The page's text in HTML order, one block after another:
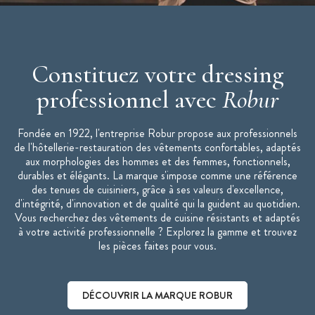
Constituez votre dressing
professionnel avec Robur
Fondée en 1922, l'entreprise Robur propose aux professionnels
de l'hôtellerie-restauration des vêtements confortables, adaptés
aux morphologies des hommes et des femmes, fonctionnels,
durables et élégants. La marque s'impose comme une référence
des tenues de cuisiniers, grâce à ses valeurs d'excellence,
d'intégrité, d'innovation et de qualité qui la guident au quotidien.
Vous recherchez des vêtements de cuisine résistants et adaptés
à votre activité professionnelle ? Explorez la gamme et trouvez
les pièces faites pour vous.
DÉCOUVRIR LA MARQUE ROBUR